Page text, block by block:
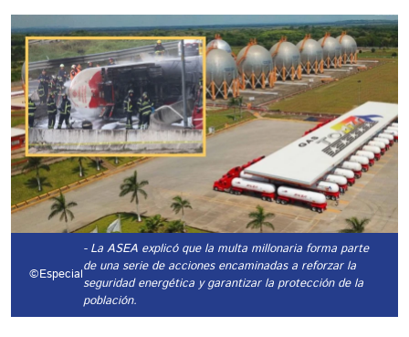
©Especial
- La ASEA explicó que la multa millonaria forma parte
de una serie de acciones encaminadas a reforzar la
seguridad energética y garantizar la protección de la
población.